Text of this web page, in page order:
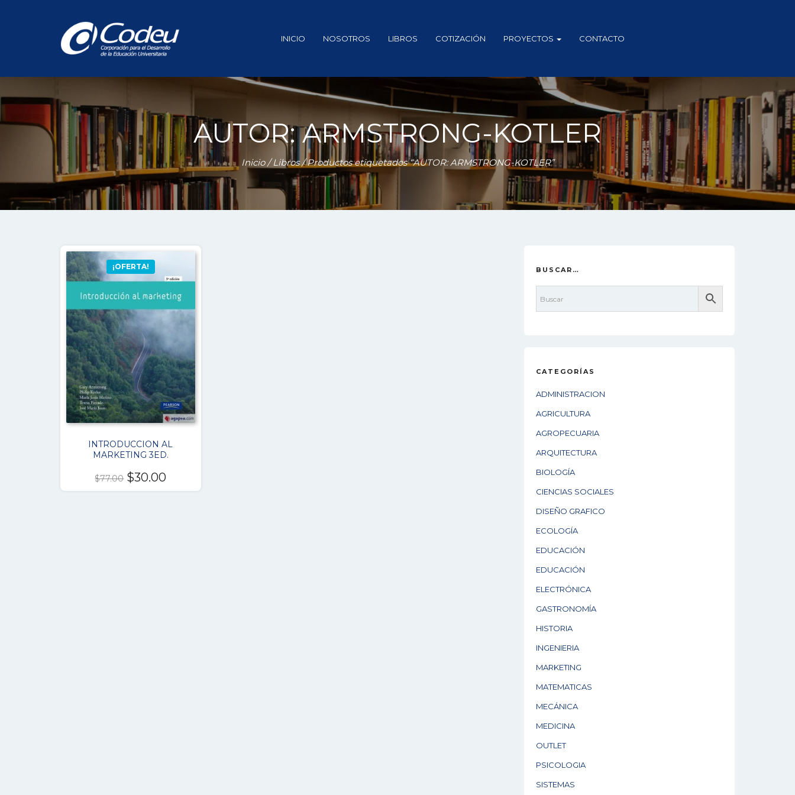
INICIO NOSOTROS LIBROS COTIZACIÓN PROYECTOS CONTACTO
AUTOR: ARMSTRONG-KOTLER
Inicio/Libros/ Productos etiquetados “AUTOR: ARMSTRONG-KOTLER”
¡OFERTA!
INTRODUCCION AL
MARKETING 3ED.
$77.00 El
precio
$30.00
precio
BUSCAR…
CATEGORÍAS
ADMINISTRACION
AGRICULTURA
AGROPECUARIA
ARQUITECTURA
BIOLOGÍA
CIENCIAS SOCIALES
DISEÑO GRAFICO
ECOLOGÍA
EDUCACIÓN
EDUCACIÓN
ELECTRÓNICA
GASTRONOMÍA
HISTORIA
INGENIERIA
MARKETING
MATEMATICAS
MECÁNICA
MEDICINA
OUTLET
PSICOLOGIA
SISTEMAS